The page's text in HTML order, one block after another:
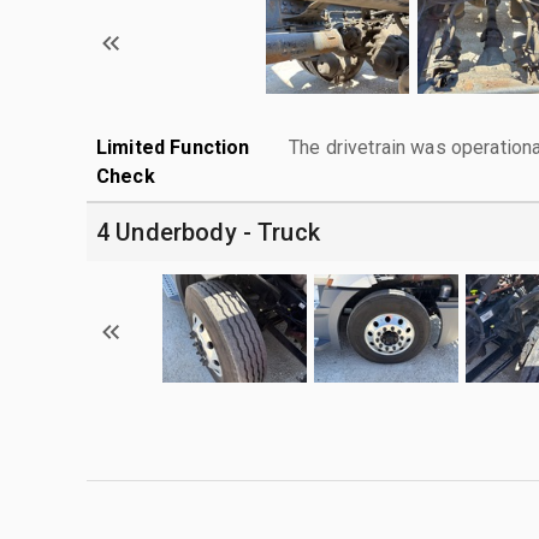
Limited Function
Check
The drivetrain was
4 Underbody - Truck